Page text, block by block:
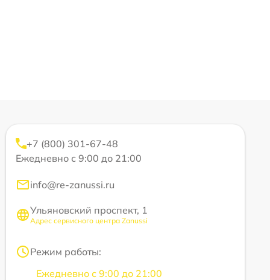
+7 (800) 301-67-48
Ежедневно с 9:00 до 21:00
info@re-zanussi.ru
Ульяновский проспект, 1
Адрес сервисного центра Zanussi
Режим работы:
Ежедневно с 9:00 до 21:00